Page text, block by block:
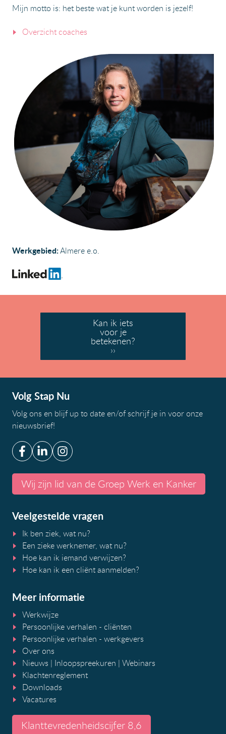
Mijn motto is: het beste wat je kunt worden is jezelf!
Overzicht coaches
Werkgebied:Almere e.o.
Kan ik iets
voor je
betekenen?
››
Volg Stap Nu
Volg ons en blijf up to date en/ofschrijf je in voor onze
nieuwsbrief!
Wij zijn lid van de Groep Werk en Kanker
Veelgestelde vragen
Ik ben ziek, wat nu?
Een zieke werknemer, wat nu?
Hoe kan ik iemand verwijzen?
Hoe kan ik een cliënt aanmelden?
Meer informatie
Werkwijze
Persoonlijke verhalen - cliënten
Persoonlijke verhalen - werkgevers
Over ons
Nieuws | Inloopspreekuren | Webinars
Klachtenreglement
Downloads
Vacatures
Klanttevredenheidscijfer 8,6